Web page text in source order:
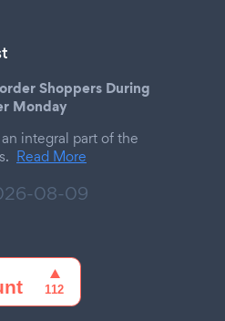
Shoppers During
Monday
integral part of the
Read More
08-09